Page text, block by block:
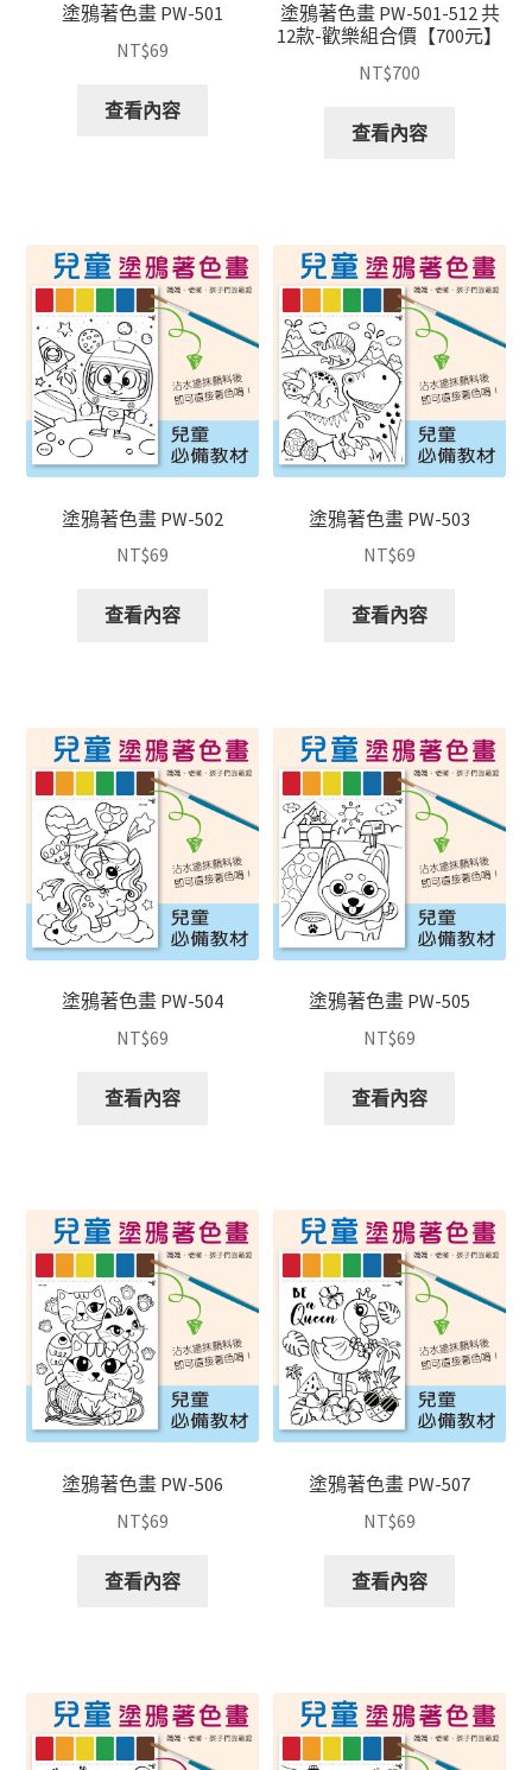
塗鴉著色畫 PW-501
NT$69
查看內容
塗鴉著色畫 PW-501-512 共
12款-歡樂組合價【700元】
NT$700
查看內容
塗鴉著色畫 PW-502
NT$69
查看內容
塗鴉著色畫 PW-503
NT$69
查看內容
塗鴉著色畫 PW-504
NT$69
查看內容
塗鴉著色畫 PW-505
NT$69
查看內容
塗鴉著色畫 PW-506
NT$69
查看內容
塗鴉著色畫 PW-507
NT$69
查看內容